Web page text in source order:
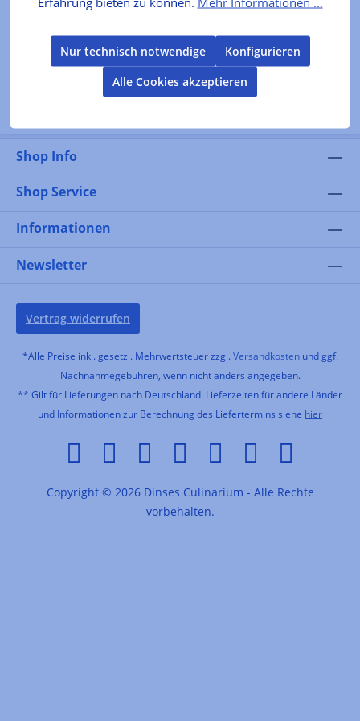
Shop Info
Shop Service
Informationen
Newsletter
Vertrag widerrufen
*Alle Preise inkl. gesetzl. Mehrwertsteuer zzgl. Versandkostenund ggf.
Nachnahmegebühren, wenn nicht anders angegeben.
** Gilt für Lieferungen nach Deutschland. Lieferzeiten für andere Länder
und Informationen zur Berechnung des Liefertermins siehe hier
Copyright © 2026 Dinses Culinarium - Alle Rechte
vorbehalten.
Nur technisch notwendige
Konfigurieren
Alle Cookies akzeptieren